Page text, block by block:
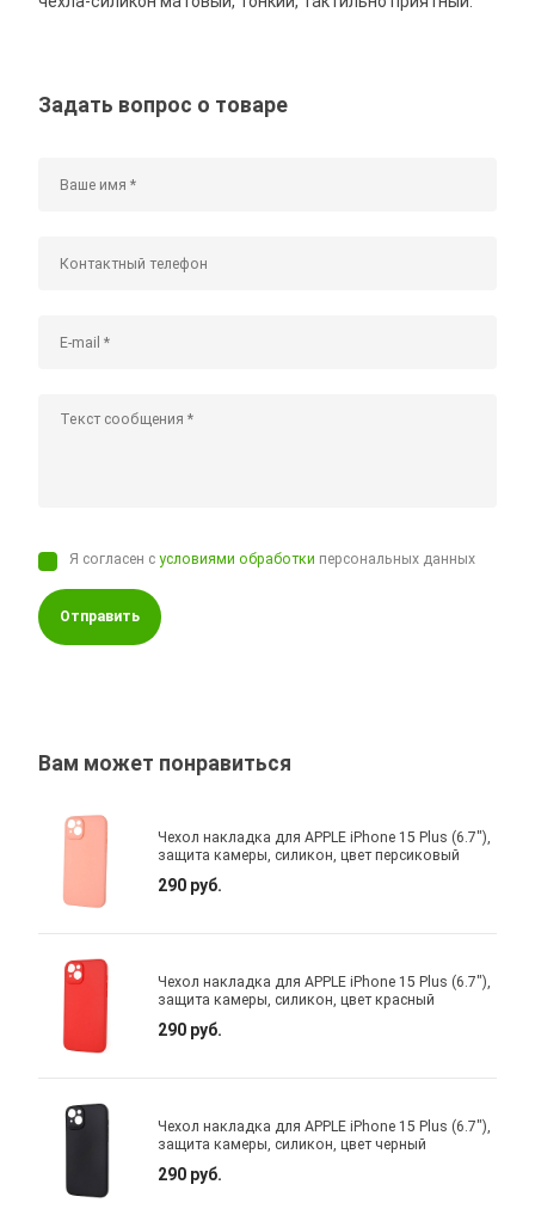
Задать вопрос о товаре
Я согласен сусловиями обработки персональных данных
Отправить
Вам может понравиться
Чехол накладка для APPLE iPhone 15 Plus (6.7"),
защита камеры, силикон, цвет персиковый
290 руб.
Чехол накладка для APPLE iPhone 15 Plus (6.7"),
защита камеры, силикон, цвет красный
290 руб.
Чехол накладка для APPLE iPhone 15 Plus (6.7"),
защита камеры, силикон, цвет черный
290 руб.